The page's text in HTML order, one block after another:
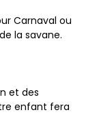
Carnaval ou
la savane.
et des
enfant fera